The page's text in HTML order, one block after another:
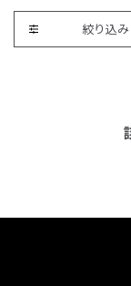
絞り込み